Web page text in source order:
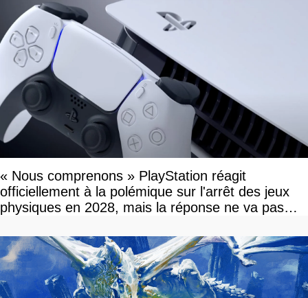
« Nous comprenons » PlayStation réagit
officiellement à la polémique sur l'arrêt des jeux
physiques en 2028, mais la réponse ne va pas